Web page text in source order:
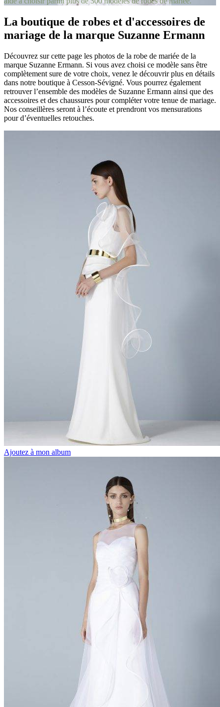
La boutique de robes et d'accessoires de
mariage de la marque Suzanne Ermann
Découvrez sur cette page les photos de la robe de mariée de la
marque Suzanne Ermann. Si vous avez choisi ce modèle sans être
complètement sure de votre choix, venez le découvrir plus en détails
dans notre boutique à Cesson-Sévigné. Vous pourrez également
retrouver l’ensemble des modèles de Suzanne Ermann ainsi que des
accessoires et des chaussures pour compléter votre tenue de mariage.
Nos conseillères seront à l’écoute et prendront vos mensurations
pour d’éventuelles retouches.
Ajoutez à mon album